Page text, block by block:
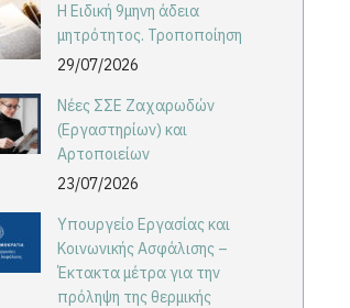
Η Ειδική 9μηνη άδεια
μητρότητος. Τροποποίηση
29/07/2026
Νέες ΣΣΕ Ζαχαρωδών
(Εργαστηρίων) και
Αρτοποιείων
23/07/2026
Υπουργείο Εργασίας και
Κοινωνικής Ασφάλισης –
Έκτακτα μέτρα για την
πρόληψη της θερμικής